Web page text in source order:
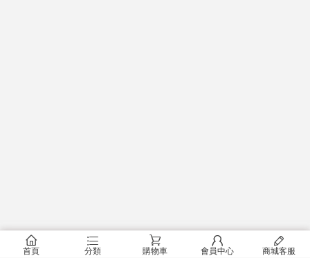
󰂠
首頁
󰂦
分類
󰂟
購物車
󰂢
會員中心
󰄦
商城客服